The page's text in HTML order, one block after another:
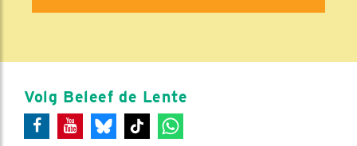
Volg Beleef de Lente